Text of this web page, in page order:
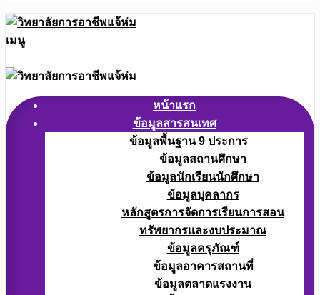
เมนู
หน้าแรก
ข้อมูลสารสนเทศ
ข้อมูลพื้นฐาน 9 ประการ
ข้อมูลสถานศึกษา
ข้อมูลนักเรียนนักศึกษา
ข้อมูลบุคลากร
หลักสูตรการจัดการเรียนการสอน
ทรัพยากรและงบประมาณ
ข้อมูลครุภัณฑ์
ข้อมูลอาคารสถานที่
ข้อมูลตลาดแรงงาน